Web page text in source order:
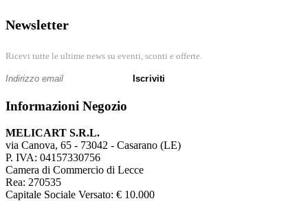
Newsletter
Ricevi tutte le ultime news su eventi, sconti e offerte.
Iscriviti
Informazioni Negozio
MELICART S.R.L.
via Canova, 65 - 73042 - Casarano (LE)
P. IVA: 04157330756
Camera di Commercio di Lecce
Rea: 270535
Capitale Sociale Versato: € 10.000